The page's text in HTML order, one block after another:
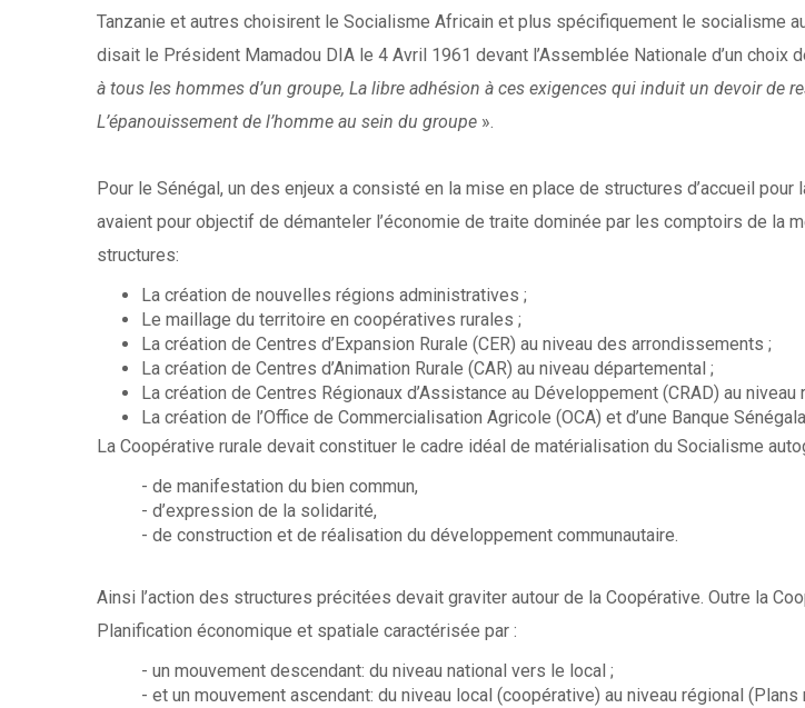
Tanzanie et autres choisirent le Socialisme Africain et plus spécifiquement le socialisme
disait le Président Mamadou DIA le 4 Avril 1961 devant l’Assemblée Nationale d’un choix
à tous les hommes d’un groupe, La libre adhésion à ces exigences qui induit un devoir de
L’épanouissement de l’homme au sein du groupe ».
Pour le Sénégal, un des enjeux a consisté en la mise en place de structures d’accueil
avaient pour objectif de démanteler l’économie de traite dominée par les comptoirs de la
structures:
La création de nouvelles régions administratives ;
Le maillage du territoire en coopératives rurales ;
La création de Centres d’Expansion Rurale (CER) au niveau des arrondissements ;
La création de Centres d’Animation Rurale (CAR) au niveau départemental ;
La création de Centres Régionaux d’Assistance au Développement (CRAD) au niveau
La création de l’Office de Commercialisation Agricole (OCA) et d’une Banque
La Coopérative rurale devait constituer le cadre idéal de matérialisation du Socialisme
- de manifestation du bien commun,
- d’expression de la solidarité,
- de construction et de réalisation du développement communautaire.
Ainsi l’action des structures précitées devait graviter autour de la Coopérative. Outre la
Planification économique et spatiale caractérisée par :
- un mouvement descendant: du niveau national vers le local ;
- et un mouvement ascendant: du niveau local (coopérative) au niveau régional